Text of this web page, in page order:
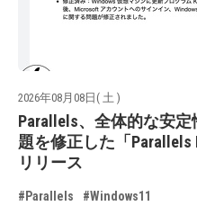
2026年08月08日( 土 )
Parallels、全体的な安
題を修正した「Parallels
リリース
#Parallels #Windows11